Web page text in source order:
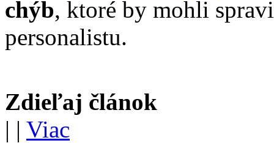
chýb, ktoré by mohli
personalistu.
Zdieľaj článok
| | Viac